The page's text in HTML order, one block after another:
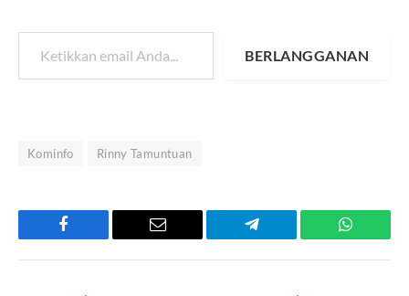
Ketikkan email Anda...
BERLANGGANAN
Kominfo Rinny Tamuntuan
Facebook Email Telegram